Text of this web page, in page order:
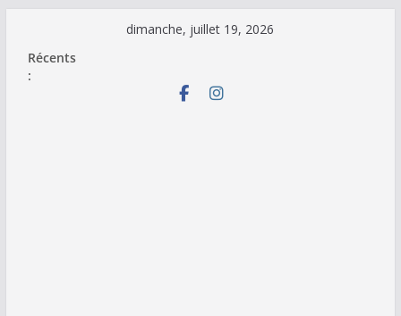
contenu
dimanche, juillet 19, 2026
Récents
: